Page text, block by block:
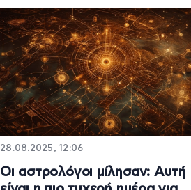
28.08.2025, 12:06
Οι αστρολόγοι μίλησαν: Αυτή